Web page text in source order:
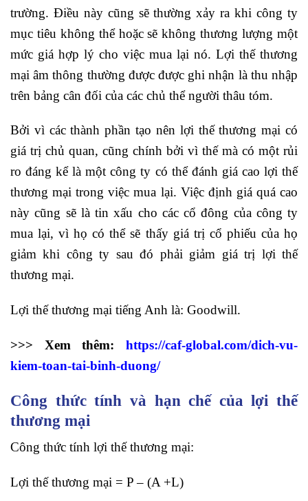
trường. Điều này cũng sẽ thường xảy ra khi công ty
mục tiêu không thể hoặc sẽ không thương lượng một
mức giá hợp lý cho việc mua lại nó. Lợi thế thương
mại âm thông thường được được ghi nhận là thu nhập
trên bảng cân đối của các chủ thể người thâu tóm.
Bởi vì các thành phần tạo nên lợi thế thương mại có
giá trị chủ quan, cũng chính bởi vì thế mà có một rủi
ro đáng kể là một công ty có thể đánh giá cao lợi thế
thương mại trong việc mua lại. Việc định giá quá cao
này cũng sẽ là tin xấu cho các cổ đông của công ty
mua lại, vì họ có thể sẽ thấy giá trị cổ phiếu của họ
giảm khi công ty sau đó phải giảm giá trị lợi thế
thương mại.
Lợi thế thương mại tiếng Anh là: Goodwill.
>>> Xem thêm: https://caf-global.com/dich-vu-
kiem-toan-tai-binh-duong/
Công thức tính và hạn chế của lợi thế
thương mại
Công thức tính lợi thế thương mại:
Lợi thế thương mại = P – (A +L)